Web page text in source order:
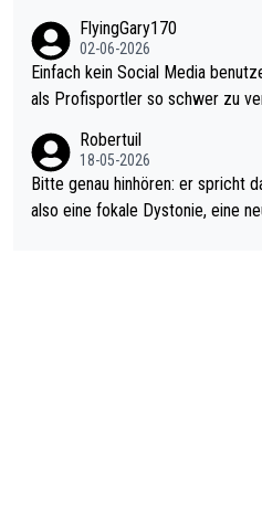
el hat.
s Leben in den Griff kriegen. Nur
r war doch neulich erst
rovoziert hat. Und Littlers Mutter
FlyingGary170
02-06-2026
Einfach kein Social Media
als Profisportler so schwer zu
Robertuil
18-05-2026
Bitte genau hinhören: er spricht
also eine fokale Dystonie, eine